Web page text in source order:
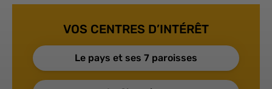
VOS CENTRES D’INTÉRÊT
Le pays et ses 7 paroisses